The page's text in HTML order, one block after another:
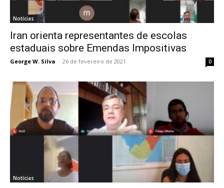
Notícias
Iran orienta representantes de escolas
estaduais sobre Emendas Impositivas
George W. Silva - 26 de fevereiro de 2021 0
Notícias